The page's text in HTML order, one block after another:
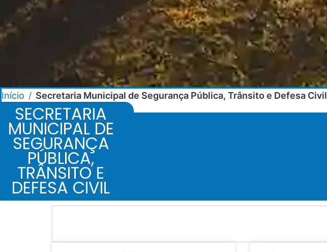
Início / Secretaria Municipal de Segurança Pública, Trânsito e Defesa Civil
SECRETARIA
MUNICIPAL DE
SEGURANÇA
PÚBLICA,
TRÂNSITO E
DEFESA CIVIL